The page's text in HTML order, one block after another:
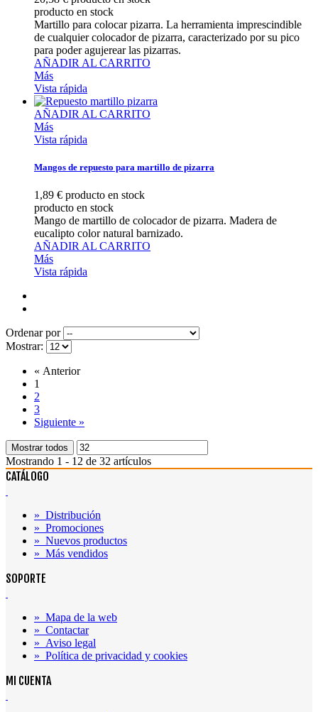
producto en stock
Martillo para colocar pizarra. La herramienta imprescindible
de cualquier colocador de pizarra, caracterizado por su pico
para poder agujerear las pizarras.
AÑADIR AL CARRITO
Más
Vista rápida
AÑADIR AL CARRITO
Más
Vista rápida
Mangos de repuesto para martillo de pizarra
1,89 € producto en stock
producto en stock
Mango de martillo de colocador de pizarra. Madera de
eucalipto color natural barnizado.
AÑADIR AL CARRITO
Más
Vista rápida
Ordenar por
Mostrar:
« Anterior
1
2
3
Siguiente »
Mostrar todos
Mostrando 1 - 12 de 32 artículos
CATÁLOGO
» Distribución
» Promociones
» Nuevos productos
» Más vendidos
SOPORTE
» Mapa de la web
» Contactar
» Aviso legal
» Política de privacidad y cookies
MI CUENTA